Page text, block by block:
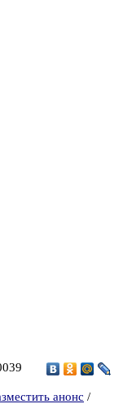
анонс /